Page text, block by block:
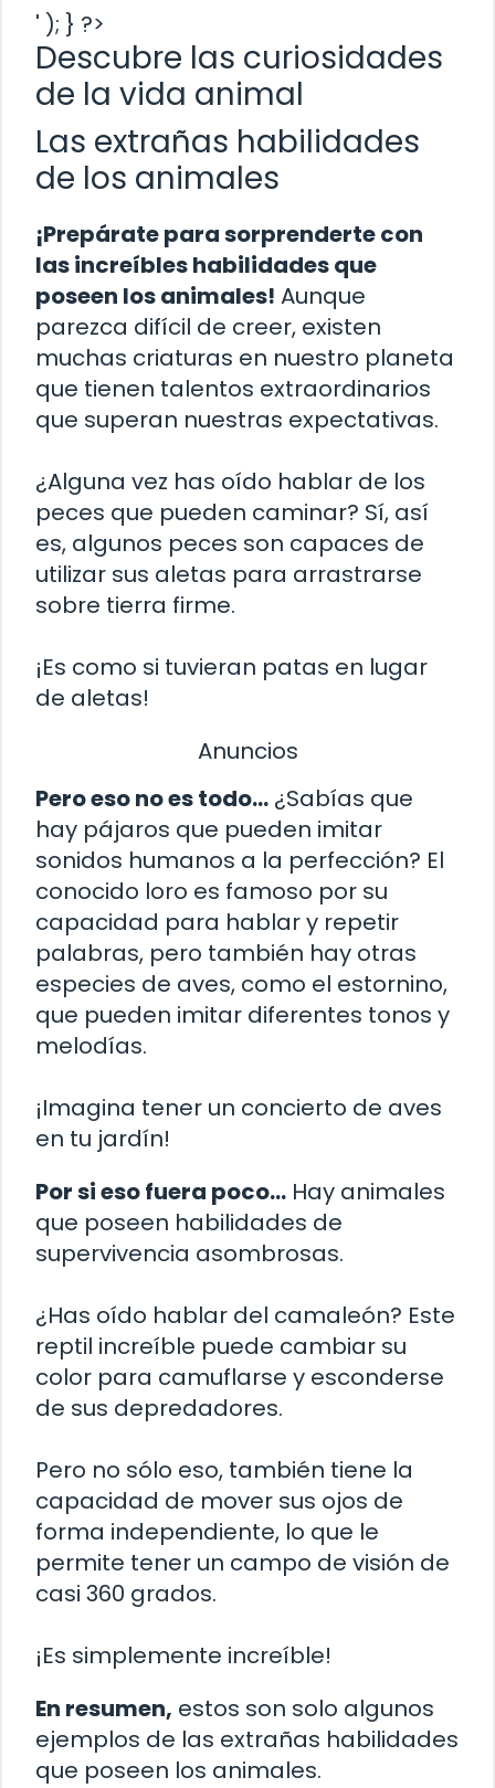
' ); } ?>
Descubre las curiosidades
de la vida animal
Las extrañas habilidades
de los animales
¡Prepárate para sorprenderte con
las increíbles habilidades que
poseen los animales! Aunque
parezca difícil de creer, existen
muchas criaturas en nuestro planeta
que tienen talentos extraordinarios
que superan nuestras expectativas.
¿Alguna vez has oído hablar de los
peces que pueden caminar? Sí, así
es, algunos peces son capaces de
utilizar sus aletas para arrastrarse
sobre tierra firme.
¡Es como si tuvieran patas en lugar
de aletas!
Anuncios
Pero eso no es todo… ¿Sabías que
hay pájaros que pueden imitar
sonidos humanos a la perfección? El
conocido loro es famoso por su
capacidad para hablar y repetir
palabras, pero también hay otras
especies de aves, como el estornino,
que pueden imitar diferentes tonos y
melodías.
¡Imagina tener un concierto de aves
en tu jardín!
Por si eso fuera poco… Hay animales
que poseen habilidades de
supervivencia asombrosas.
¿Has oído hablar del camaleón? Este
reptil increíble puede cambiar su
color para camuflarse y esconderse
de sus depredadores.
Pero no sólo eso, también tiene la
capacidad de mover sus ojos de
forma independiente, lo que le
permite tener un campo de visión de
casi 360 grados.
¡Es simplemente increíble!
En resumen, estos son solo algunos
ejemplos de las extrañas habilidades
que poseen los animales.